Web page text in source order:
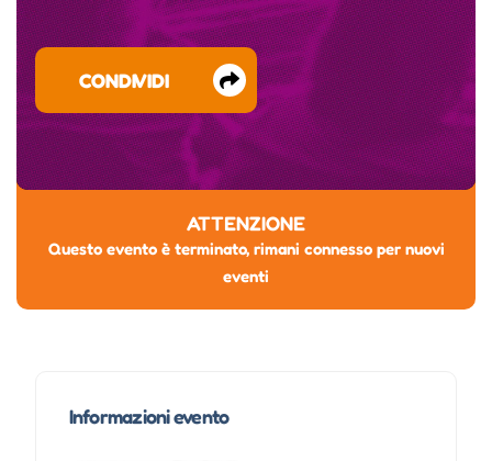
CONDIVIDI
ATTENZIONE
Questo evento è terminato, rimani connesso per nuovi
eventi
Informazioni evento